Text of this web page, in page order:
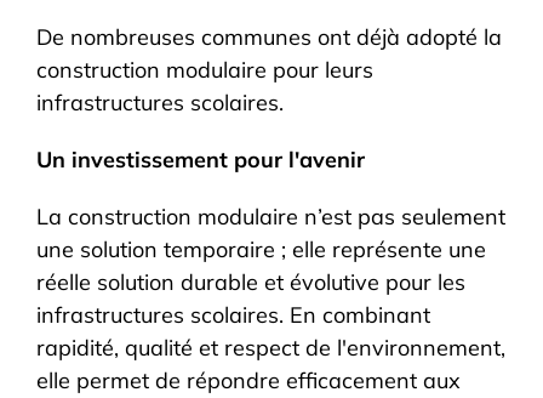
De nombreuses communes ont déjà adopté la
construction modulaire pour leurs
infrastructures scolaires.
Un investissement pour l'avenir
La construction modulaire n’est pas seulement
une solution temporaire ; elle représente une
réelle solution durable et évolutive pour les
infrastructures scolaires. En combinant
rapidité, qualité et respect de l'environnement,
elle permet de répondre efficacement aux